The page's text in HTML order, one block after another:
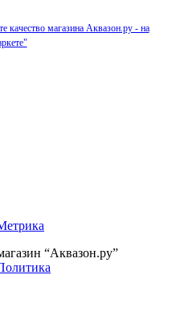
качество магазина Аквазон.ру - на
“Аквазон.ру”